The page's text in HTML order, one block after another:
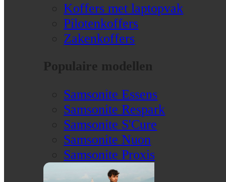
Koffers met laptopvak
Pilotenkoffers
Zakenkoffers
Populaire modellen
Samsonite Essens
Samsonite Respark
Samsonite S'Cure
Samsonite Nuon
Samsonite Proxis